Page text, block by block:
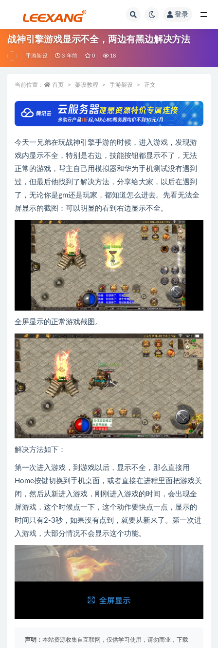
登录
战神引擎游戏显示不全，两边有黑边解决方法
手游架设 3 年前 0 18
当前位置： 首页 架设教程 手游架设 正文
今天一兄弟在玩战神引擎手游的时候，进入游戏，发现游
戏内显示不全，特别是右边，技能按钮都显示不了，无法
正常的游戏，帮主自己用模拟器和华为手机测试没有遇到
过，但最后他找到了解决方法，分享给大家，以后在遇到
了，无论你是gm还是玩家，都知道怎么进去。先看无法全
屏显示的截图：可以明显的看到右边显示不全。
全屏显示的正常游戏截图。
解决方法如下：
第一次进入游戏，到游戏以后，显示不全，那么直接用
Home按键切换到手机桌面，或者直接在进程里面把游戏关
闭，然后从新进入游戏，刚刚进入游戏的时间，会出现全
屏游戏，这个时候点一下，这个动作要快点一点，显示的
时间只有2-3秒，如果没有点到，就要从新来了。第一次进
入游戏，大部分情况不会显示这个功能。
声明： 本站资源收集自互联网，仅供学习使用，请勿商业，下载